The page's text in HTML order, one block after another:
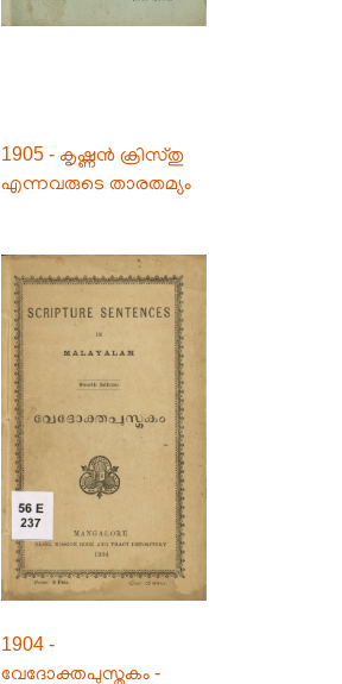
1905 - കൃഷ്ണൻ ക്രിസ്തു
എന്നവരുടെ താരതമ്യം
1904 -
വേദോക്തപുസ്തകം -